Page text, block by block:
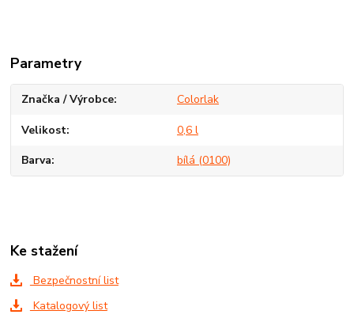
Parametry
Značka / Výrobce Colorlak
Velikost 0,6 l
Barva bílá (0100)
Ke stažení
Bezpečnostní list
Katalogový list